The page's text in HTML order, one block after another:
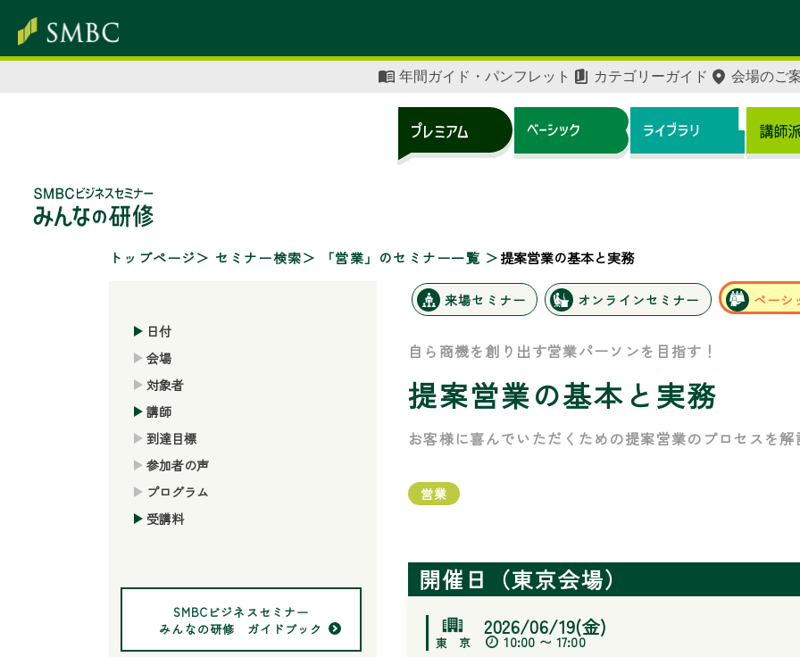
年間ガイド・パンフレット カテゴリーガイド 会場のご
トップページ セミナー検索 「営業」のセミナー一覧 提案営業の基本と実務
日付
会場
対象者
講師
到達目標
参加者の声
プログラム
受講料
SMBCビジネスセミナー
みんなの研修 ガイドブック
来場セミナー オンラインセミナー ベーシ
自ら商機を創り出す営業パーソンを目指す！
提案営業の基本と実務
お客様に喜んでいただくための提案営業のプロセスを解
営業
開催日（東京会場）
2026/06/19(金)
10:00 〜 17:00